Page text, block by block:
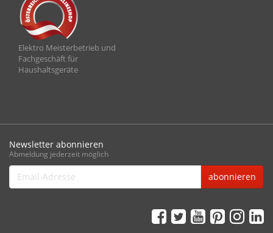
Elektro Meisterbetrieb und
Fachgeschäft für
Haushaltsgeräte
Newsletter abonnieren
Abmeldung jederzeit möglich
Email-
Adresse
abonnieren